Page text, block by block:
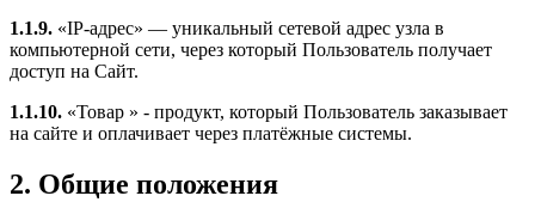
1.1.9. «IP-адрес» — уникальный сетевой адрес узла в
компьютерной сети, через который Пользователь получает
доступ на Сайт.
1.1.10. «Товар » - продукт, который Пользователь заказывает
на сайте и оплачивает через платёжные системы.
2. Общие положения